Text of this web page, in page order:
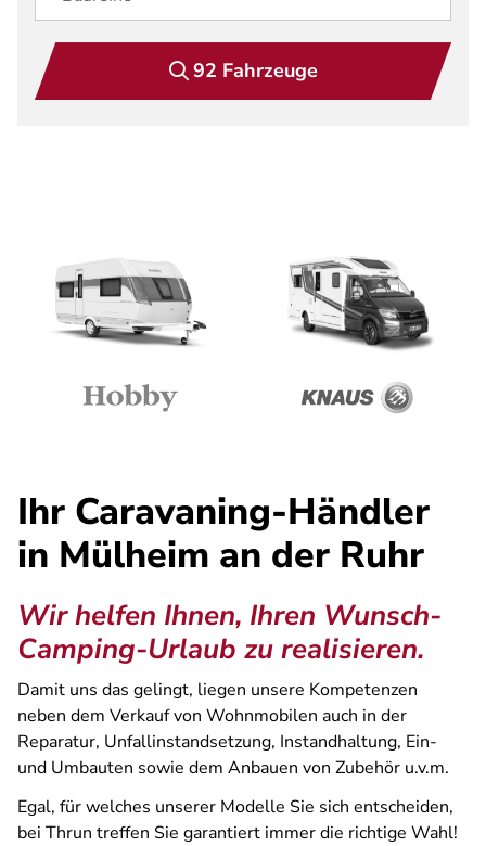
92 Fahrzeuge
Ihr Caravaning-Händler
in Mülheim an der Ruhr
Wir helfen Ihnen, Ihren Wunsch-
Camping-Urlaub zu realisieren.
Damit uns das gelingt, liegen unsere Kompetenzen
neben dem Verkauf von Wohnmobilen auch in der
Reparatur, Unfallinstandsetzung, Instandhaltung, Ein-
und Umbauten sowie dem Anbauen von Zubehör u.v.m.
Egal, für welches unserer Modelle Sie sich entscheiden,
bei Thrun treffen Sie garantiert immer die richtige Wahl!